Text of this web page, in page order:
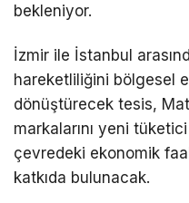
bekleniyor.
İzmir ile İstanbul
hareketliliğini bölgesel
dönüştürecek tesis,
markalarını yeni
çevredeki ekonomik
katkıda bulunacak.